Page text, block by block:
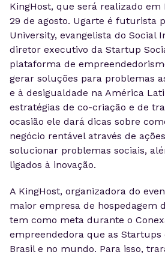
KingHost, que será realizado em
29 de agosto. Ugarte é futurista
University, evangelista do Social
diretor executivo da Startup
plataforma de
gerar soluções para problemas
e à desigualdade na América
estratégias de co-criação e de
ocasião ele dará dicas sobre
negócio rentável através de
solucionar problemas sociais,
ligados à inovação.
A KingHost, organizadora do
maior empresa de hospedagem
tem como meta durante o
empreendedora que as Startups
Brasil e no mundo. Para isso,